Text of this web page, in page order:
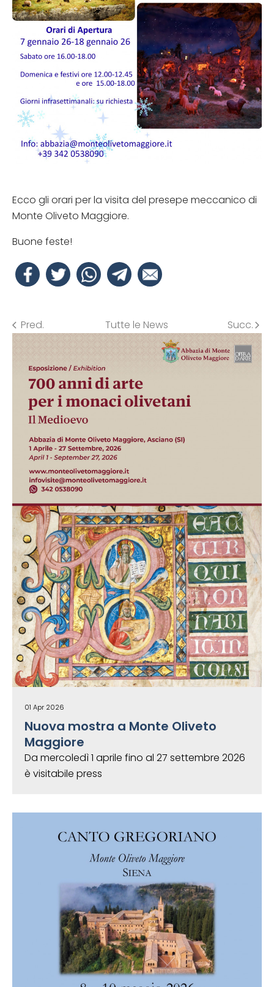
Ecco gli orari per la visita del presepe meccanico di
Monte Oliveto Maggiore.
Buone feste!
arrow_back_ios Pred. Tutte le News Succ. arrow_forward_ios
01 Apr 2026
Nuova mostra a Monte Oliveto
Maggiore
Da mercoledì 1 aprile fino al 27 settembre 2026
è visitabile press